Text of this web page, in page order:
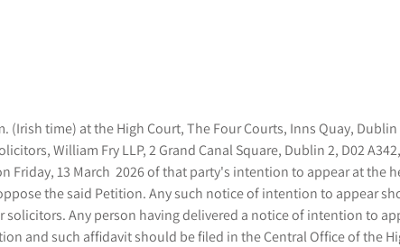
(Irish time) at the High Court, The Four Courts, Inns Quay,
William Fry LLP, 2 Grand Canal Square, Dublin 2, D02
Friday, 13 March 2026 of that party's intention to appear at the
the said Petition. Any such notice of intention to appear
Any person having delivered a notice of intention to
and such affidavit should be filed in the Central Office of the